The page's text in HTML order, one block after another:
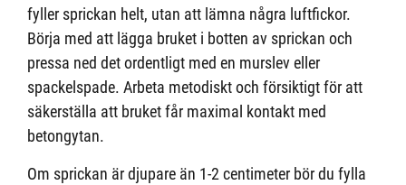
fyller sprickan helt, utan att lämna några luftfickor.
Börja med att lägga bruket i botten av sprickan och
pressa ned det ordentligt med en murslev eller
spackelspade. Arbeta metodiskt och försiktigt för att
säkerställa att bruket får maximal kontakt med
betongytan.
Om sprickan är djupare än 1-2 centimeter bör du fylla